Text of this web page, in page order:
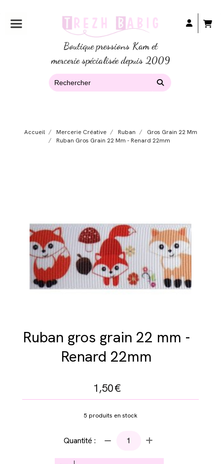
Boutique pressions Kam et
mercerie spécialisée depuis 2009
Accueil Mercerie Créative Ruban
Gros Grain 22 Mm
Ruban Gros Grain 22 Mm - Renard 22mm
Ruban gros grain 22 mm -
Renard 22mm
1,50€
5 produits en stock
Quantité :